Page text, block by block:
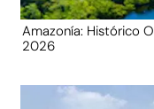
Amazonía: Histórico
2026